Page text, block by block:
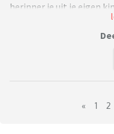
herinner je uit je eigen
toe? Leuk om te lezen
kleine dingen die het
Zelf denk ik altijd met
schoolvakanties. Aan
bakte mijn moeder
« 1 2